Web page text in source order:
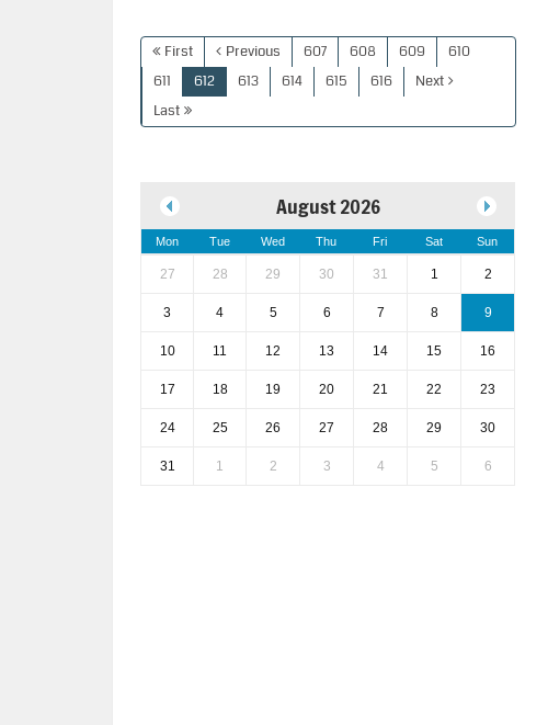
First Previous 607 608 609
610
611
612 613 614 615 616
Next
Last
August 2026
Mon Tue Wed Thu Fri Sat Sun
27 28 29 30 31 1 2
3 4 5 6 7 8 9
10 11 12 13 14 15 16
17 18 19 20 21 22 23
24 25 26 27 28 29 30
31 1 2 3 4 5 6